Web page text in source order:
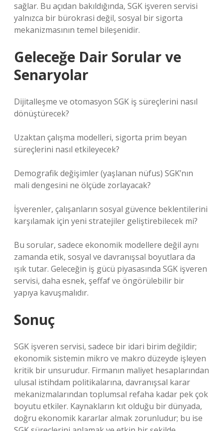
sağlar. Bu açıdan bakıldığında, SGK işveren servisi
yalnızca bir bürokrasi değil, sosyal bir sigorta
mekanizmasının temel bileşenidir.
Geleceğe Dair Sorular ve
Senaryolar
Dijitalleşme ve otomasyon SGK iş süreçlerini nasıl
dönüştürecek?
Uzaktan çalışma modelleri, sigorta prim beyan
süreçlerini nasıl etkileyecek?
Demografik değişimler (yaşlanan nüfus) SGK’nın
mali dengesini ne ölçüde zorlayacak?
İşverenler, çalışanların sosyal güvence beklentilerini
karşılamak için yeni stratejiler geliştirebilecek mi?
Bu sorular, sadece ekonomik modellere değil aynı
zamanda etik, sosyal ve davranışsal boyutlara da
ışık tutar. Geleceğin iş gücü piyasasında SGK işveren
servisi, daha esnek, şeffaf ve öngörülebilir bir
yapıya kavuşmalıdır.
Sonuç
SGK işveren servisi, sadece bir idari birim değildir;
ekonomik sistemin mikro ve makro düzeyde işleyen
kritik bir unsurudur. Firmanın maliyet hesaplarından
ulusal istihdam politikalarına, davranışsal karar
mekanizmalarından toplumsal refaha kadar pek çok
boyutu etkiler. Kaynakların kıt olduğu bir dünyada,
doğru ekonomik kararlar almak zorunludur; bu ise